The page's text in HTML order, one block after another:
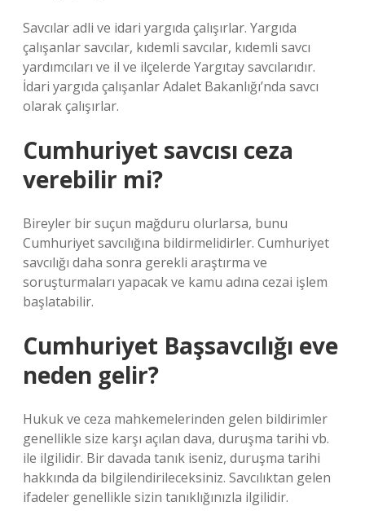
Savcılar adli ve idari yargıda çalışırlar. Yargıda
çalışanlar savcılar, kıdemli savcılar, kıdemli savcı
yardımcıları ve il ve ilçelerde Yargıtay savcılarıdır.
İdari yargıda çalışanlar Adalet Bakanlığı’nda savcı
olarak çalışırlar.
Cumhuriyet savcısı ceza
verebilir mi?
Bireyler bir suçun mağduru olurlarsa, bunu
Cumhuriyet savcılığına bildirmelidirler. Cumhuriyet
savcılığı daha sonra gerekli araştırma ve
soruşturmaları yapacak ve kamu adına cezai işlem
başlatabilir.
Cumhuriyet Başsavcılığı eve
neden gelir?
Hukuk ve ceza mahkemelerinden gelen bildirimler
genellikle size karşı açılan dava, duruşma tarihi vb.
ile ilgilidir. Bir davada tanık iseniz, duruşma tarihi
hakkında da bilgilendirileceksiniz. Savcılıktan gelen
ifadeler genellikle sizin tanıklığınızla ilgilidir.